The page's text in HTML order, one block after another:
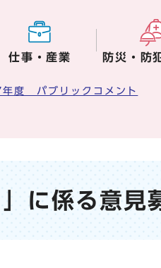
仕事・産業 防災・防
年度 パブリックコメント
に係る意見